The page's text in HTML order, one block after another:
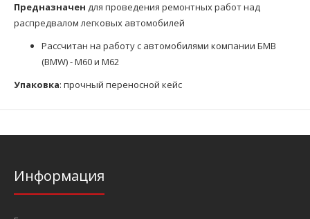
Предназначен для проведения ремонтных работ над
распредвалом легковых автомобилей
Рассчитан на работу с автомобилями компании БМВ
(BMW) - M60 и M62
Упаковка: прочный переносной кейс
Информация